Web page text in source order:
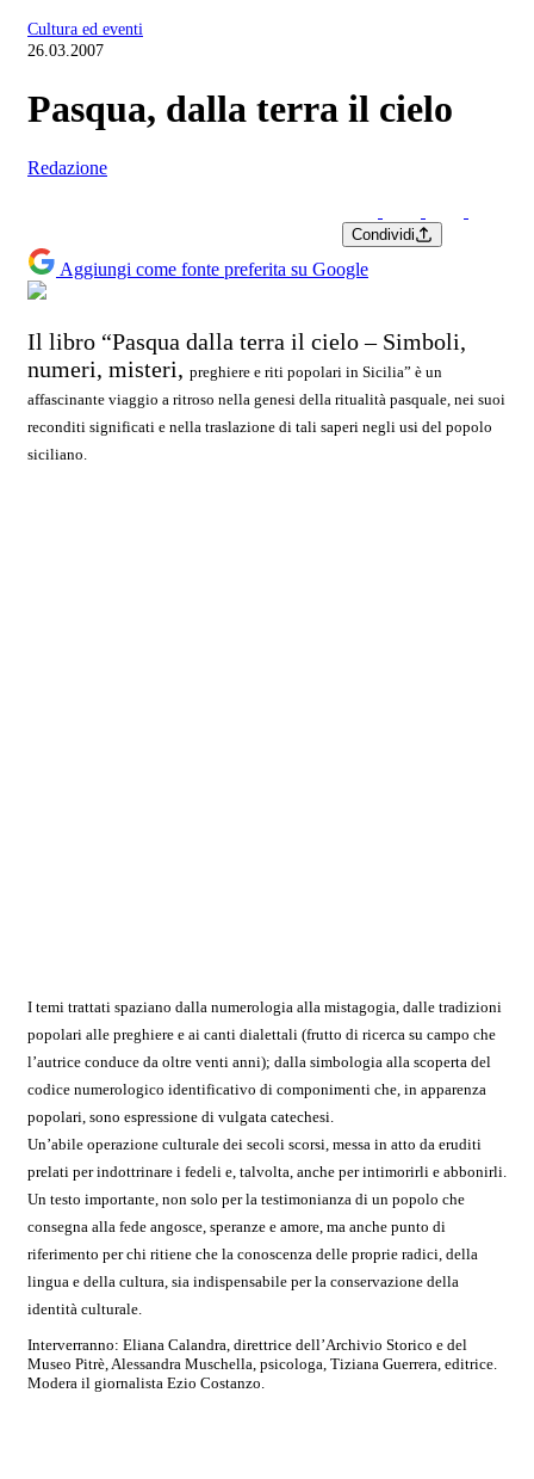
Cultura ed eventi
26.03.2007
Pasqua, dalla terra il cielo
Redazione
Condividi
Aggiungi come fonte preferita su Google
Il libro “Pasqua dalla terra il cielo – Simboli,
numeri, misteri, preghiere e riti popolari in Sicilia” è un
affascinante viaggio a ritroso nella genesi della ritualità pasquale, nei suoi
reconditi significati e nella traslazione di tali saperi negli usi del popolo
siciliano.
I temi trattati spaziano dalla numerologia alla mistagogia, dalle tradizioni
popolari alle preghiere e ai canti dialettali (frutto di ricerca su campo che
l’autrice conduce da oltre venti anni); dalla simbologia alla scoperta del
codice numerologico identificativo di componimenti che, in apparenza
popolari, sono espressione di vulgata catechesi.
Un’abile operazione culturale dei secoli scorsi, messa in atto da eruditi
prelati per indottrinare i fedeli e, talvolta, anche per intimorirli e abbonirli.
Un testo importante, non solo per la testimonianza di un popolo che
consegna alla fede angosce, speranze e amore, ma anche punto di
riferimento per chi ritiene che la conoscenza delle proprie radici, della
lingua e della cultura, sia indispensabile per la conservazione della
identità culturale.
Interverranno: Eliana Calandra, direttrice dell’Archivio Storico e del
Museo Pitrè,Alessandra Muschella, psicologa, Tiziana Guerrera, editrice.
Modera il giornalista Ezio Costanzo.